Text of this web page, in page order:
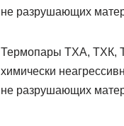
не разрушающих
Термопары ТХА, ТХК,
химически
не разрушающих